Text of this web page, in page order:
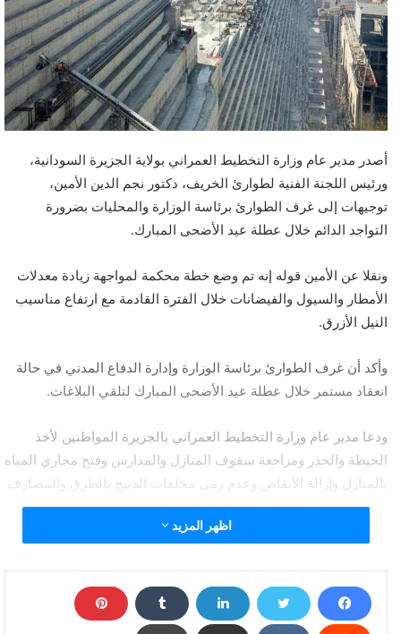
أصدر مدير عام وزارة التخطيط العمراني بولاية الجزيرة السودانية،
ورئيس اللجنة الفنية لطوارئ الخريف، دكتور نجم الدين الأمين،
توجيهات إلى غرف الطوارئ برئاسة الوزارة والمحليات بضرورة
التواجد الدائم خلال عطلة عيد الأضحى المبارك.
ونقلا عن الأمين قوله إنه تم وضع خطة محكمة لمواجهة زيادة معدلات
الأمطار والسيول والفيضانات خلال الفترة القادمة مع ارتفاع مناسيب
النيل الأزرق.
وأكد أن غرف الطوارئ برئاسة الوزارة وإدارة الدفاع المدني في حالة
انعقاد مستمر خلال عطلة عيد الأضحى المبارك لتلقي البلاغات.
ودعا مدير عام وزارة التخطيط العمراني بالجزيرة المواطنين لأخذ
الحيطة والحذر ومراجعة سقوف المنازل والمدارس وفتح مجاري المياه
بالمنازل وإزالة الأنقاض وعدم رمي مخلفات الذبيح بالطرق والمصارف
للمحافظة على صحة البيئة.
القرى ومناطق الإنتاج الزراعي بالطرق القومية وتسهيل نقل السلع
الاستراتيجية والبضائع وتسهيل حركة المواطنين.
اظهر المزيد